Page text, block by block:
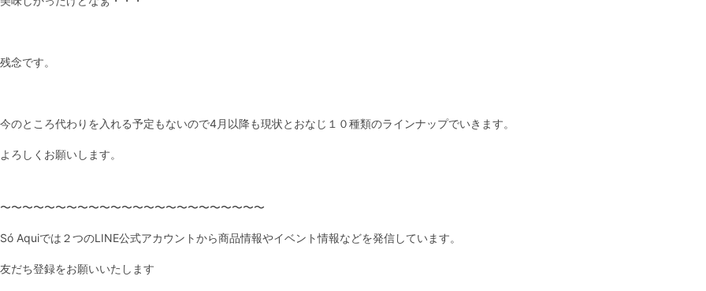
残念です。
今のところ代わりを入れる予定もないので4月以降も現状とおなじ１０種類のラインナップでいきます。
よろしくお願いします。
〜〜〜〜〜〜〜〜〜〜〜〜〜〜〜〜〜〜〜〜〜〜〜〜
Só Aquiでは２つのLINE公式アカウントから商品情報やイベント情報などを発信しています。
友だち登録をお願いいたします